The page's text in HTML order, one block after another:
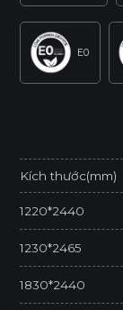
E0
Kích thước(mm)
1220*2440
1230*2465
1830*2440